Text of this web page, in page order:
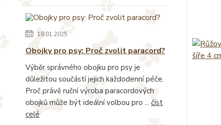
18.01.2025
Obojky pro psy: Proč zvolit paracord?
Výběr správného obojku pro psy je
důležitou součástí jejich každodenní péče.
Proč právě ruční výroba paracordových
obojků může být ideální volbou pro ... číst
celé